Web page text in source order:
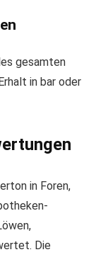
gesamten
in bar oder
in Foren,
Die